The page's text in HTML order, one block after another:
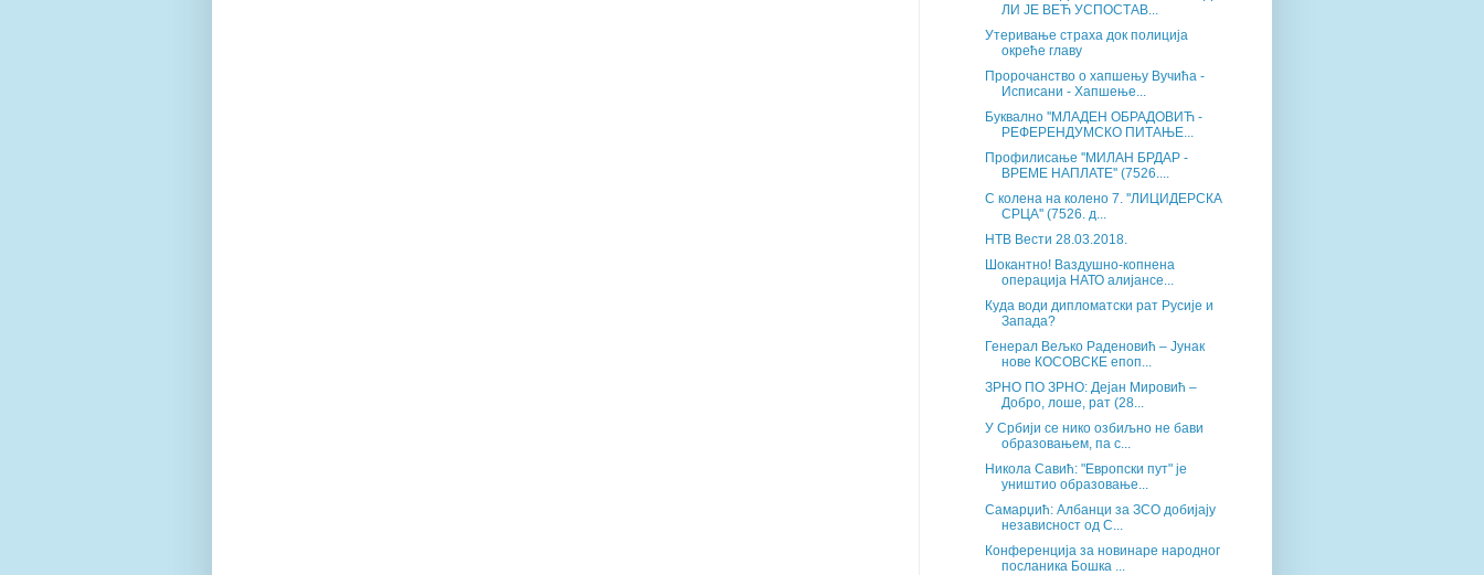
ЛИ ЈЕ ВЕЋ УСПОСТАВ...
Утеривање страха док полиција
окреће главу
Пророчанство о хапшењу Вучића -
Исписани - Хапшење...
Буквално ''МЛАДЕН ОБРАДОВИЋ -
РЕФЕРЕНДУМСКО ПИТАЊЕ...
Профилисање ''МИЛАН БРДАР -
ВРЕМЕ НАПЛАТЕ'' (7526....
С колена на колено 7. ''ЛИЦИДЕРСКА
СРЦА'' (7526. д...
НТВ Вести 28.03.2018.
Шокантно! Ваздушно-копнена
операција НАТО алијансе...
Куда води дипломатски рат Русије и
Запада?
Генерал Вељко Раденовић – Јунак
нове КОСОВСКЕ епоп...
ЗРНО ПО ЗРНО: Дејан Мировић –
Добро, лоше, рат (28...
У Србији се нико озбиљно не бави
образовањем, па с...
Никола Савић: "Европски пут" је
уништио образовање...
Самарџић: Албанци за ЗСО добијају
независност од С...
Конференција за новинаре народног
посланика Бошка ...